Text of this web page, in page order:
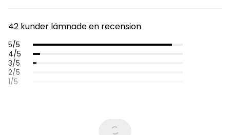
42 kunder lämnade en recension
5/5
4/5
3/5
2/5
1/5